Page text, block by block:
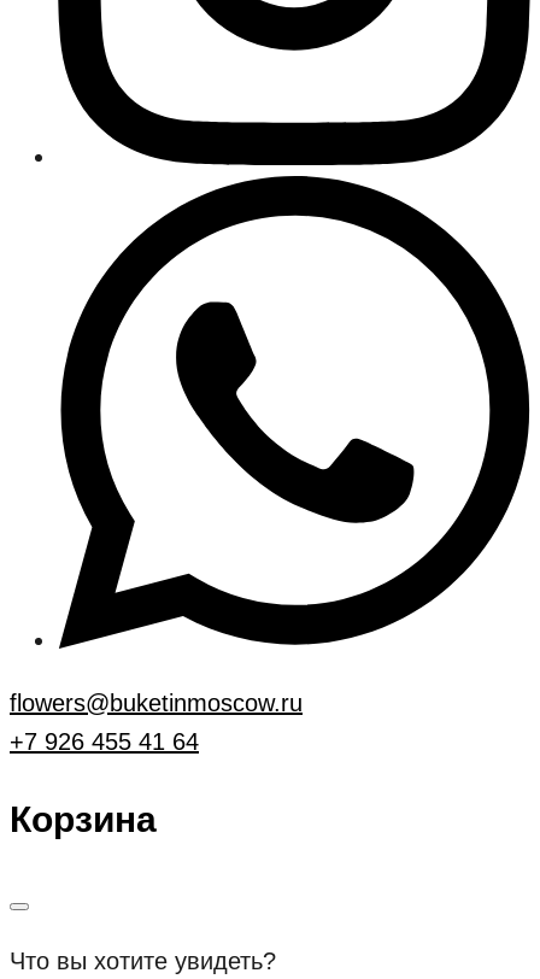
flowers@buketinmoscow.ru
+7 926 455 41 64
Корзина
Что вы хотите увидеть?